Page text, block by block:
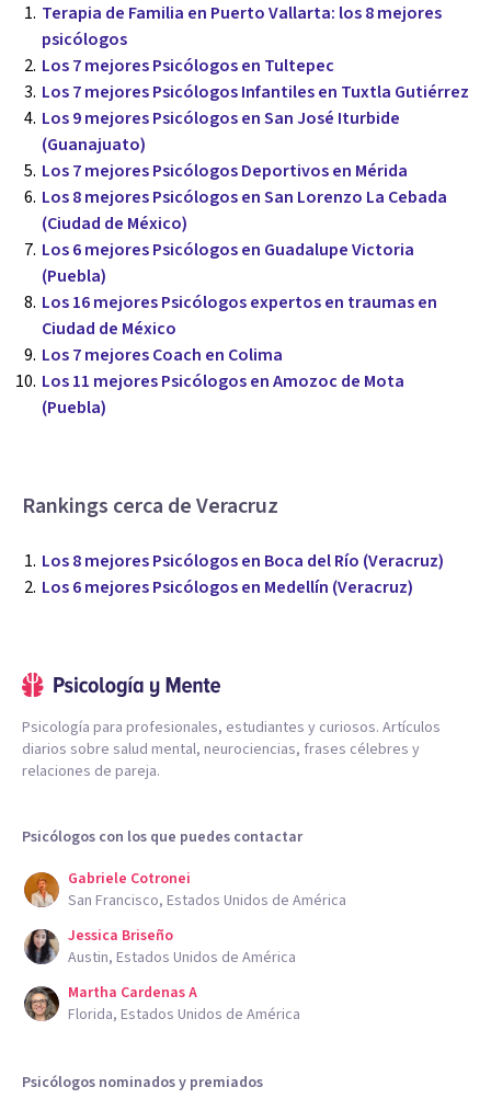
Terapia de Familia en Puerto Vallarta: los 8 mejores
psicólogos
Los 7 mejores Psicólogos en Tultepec
Los 7 mejores Psicólogos Infantiles en Tuxtla Gutiérrez
Los 9 mejores Psicólogos en San José Iturbide
(Guanajuato)
Los 7 mejores Psicólogos Deportivos en Mérida
Los 8 mejores Psicólogos en San Lorenzo La Cebada
(Ciudad de México)
Los 6 mejores Psicólogos en Guadalupe Victoria
(Puebla)
Los 16 mejores Psicólogos expertos en traumas en
Ciudad de México
Los 7 mejores Coach en Colima
Los 11 mejores Psicólogos en Amozoc de Mota
(Puebla)
Rankings cerca de Veracruz
Los 8 mejores Psicólogos en Boca del Río (Veracruz)
Los 6 mejores Psicólogos en Medellín (Veracruz)
Psicología para profesionales, estudiantes y curiosos. Artículos
diarios sobre salud mental, neurociencias, frases célebres y
relaciones de pareja.
Psicólogos con los que puedes contactar
Gabriele Cotronei
San Francisco, Estados Unidos de América
Jessica Briseño
Austin, Estados Unidos de América
Martha Cardenas A
Florida, Estados Unidos de América
Psicólogos nominados y premiados